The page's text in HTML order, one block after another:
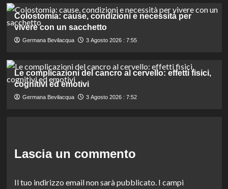
Colostomia: cause, condizioni e necessità per
vivere con un sacchetto
Germana Bevilacqua 3 Agosto 2026 : 7:55
Le complicazioni del cancro al cervello: effetti fisici,
cognitivi ed emotivi
Germana Bevilacqua 3 Agosto 2026 : 7:52
Lascia un commento
Il tuo indirizzo email non sarà pubblicato. I campi